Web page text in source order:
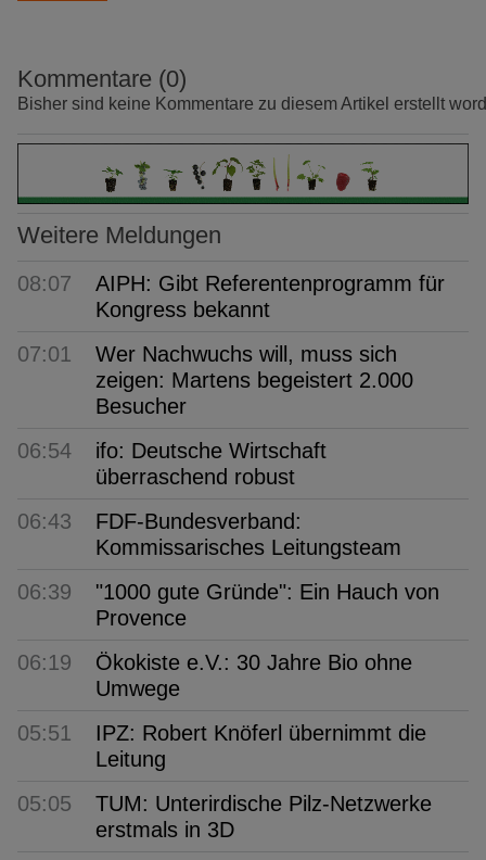
Kommentare (0)
Bisher sind keine Kommentare zu diesem Artikel erstellt
Weitere Meldungen
08:07
AIPH: Gibt Referentenprogramm für
Kongress bekannt
07:01
Wer Nachwuchs will, muss sich
zeigen: Martens begeistert 2.000
Besucher
06:54
ifo: Deutsche Wirtschaft
überraschend robust
06:43
FDF-Bundesverband:
Kommissarisches Leitungsteam
06:39
"1000 gute Gründe": Ein Hauch von
Provence
06:19
Ökokiste e.V.: 30 Jahre Bio ohne
Umwege
05:51
IPZ: Robert Knöferl übernimmt die
Leitung
05:05
TUM: Unterirdische Pilz-Netzwerke
erstmals in 3D